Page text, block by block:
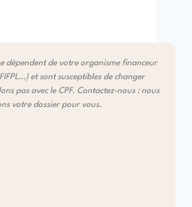
dépendent de votre organisme financeur
et sont susceptibles de changer
pas avec le CPF. Contactez-nous : nous
votre dossier pour vous.